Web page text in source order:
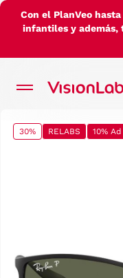
Con el PlanVeo
infantiles y además,
30% RELABS 10%